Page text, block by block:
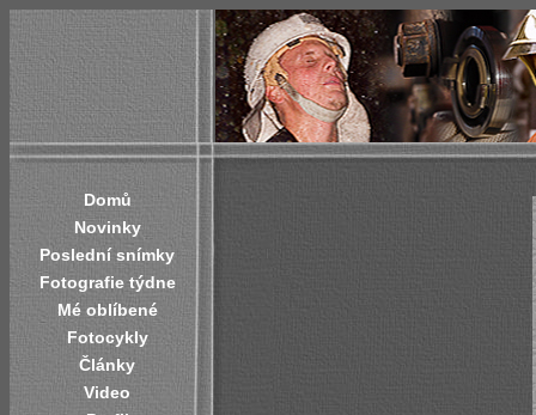
Domů
Novinky
Poslední snímky
Fotografie týdne
Mé oblíbené
Fotocykly
Články
Video